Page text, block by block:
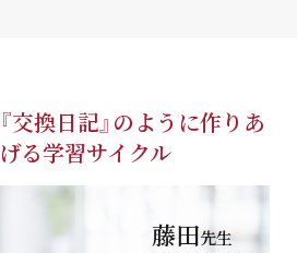
『交換日記』のように作りあ
げる学習サイクル
藤田先生